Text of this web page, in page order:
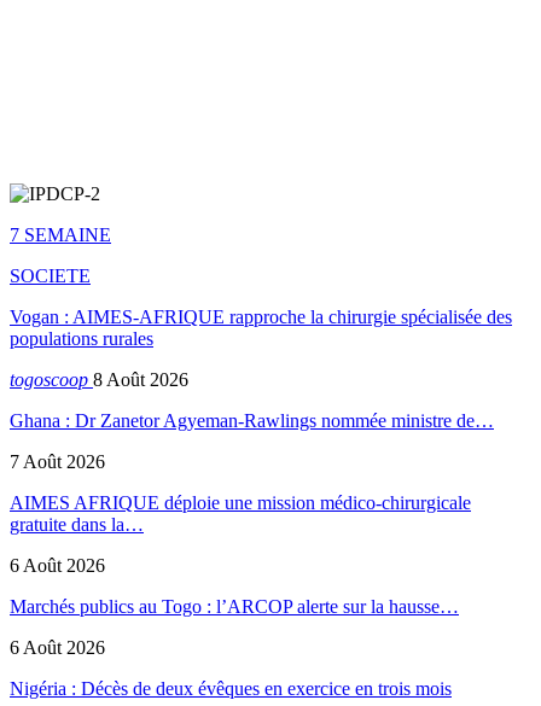
7 SEMAINE
SOCIETE
Vogan : AIMES-AFRIQUE rapproche la chirurgie spécialisée des
populations rurales
togoscoop 8 Août 2026
Ghana : Dr Zanetor Agyeman-Rawlings nommée ministre de…
7 Août 2026
AIMES AFRIQUE déploie une mission médico-chirurgicale
gratuite dans la…
6 Août 2026
Marchés publics au Togo : l’ARCOP alerte sur la hausse…
6 Août 2026
Nigéria : Décès de deux évêques en exercice en trois mois